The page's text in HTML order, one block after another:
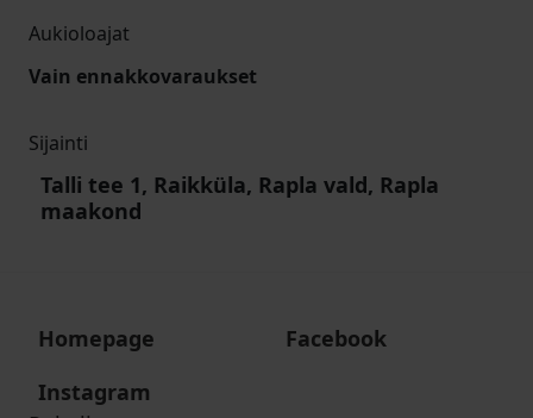
Aukioloajat
Vain ennakkovaraukset
Sijainti
Talli tee 1, Raikküla, Rapla vald, Rapla
maakond
Homepage
Facebook
Instagram